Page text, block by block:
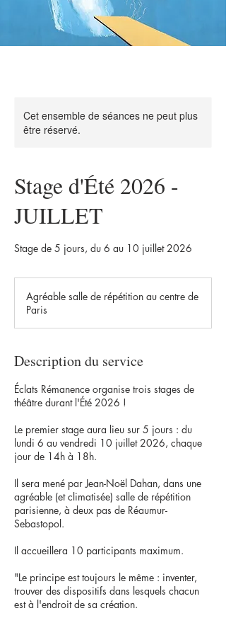
Cet ensemble de séances ne peut plus
être réservé.
Stage d'Été 2026 -
JUILLET
Stage de 5 jours, du 6 au 10 juillet 2026
Agréable salle de répétition au centre de
Paris
Description du service
Éclats Rémanence organise trois stages de
théâtre durant l'Été 2026 !
Le premier stage aura lieu sur 5 jours : du
lundi 6 au vendredi 10 juillet 2026, chaque
jour de 14h à 18h.
Il sera mené par Jean-Noël Dahan, dans une
agréable (et climatisée) salle de répétition
parisienne, à deux pas de Réaumur-
Sebastopol.
Il accueillera 10 participants maximum.
"Le principe est toujours le même : inventer,
trouver des dispositifs dans lesquels chacun
est à l'endroit de sa création.